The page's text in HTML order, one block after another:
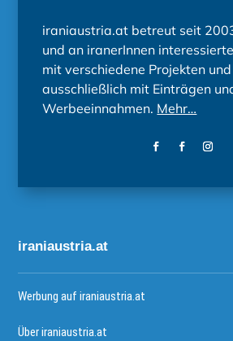
iraniaustria.at betreut seit
und an iranerInnen
mit verschiedene Projekten
ausschließlich mit Einträgen
Werbeeinnahmen. Mehr…
iraniaustria.at
Werbung auf iraniaustria.at
Über iraniaustria.at